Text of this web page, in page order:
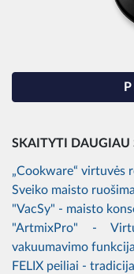
SKAITYTI DAUGIAU
„Cookware“ virtuvės
Sveiko maisto
"VacSy" - maisto
"ArtmixPro" -
vakuumavimo
FELIX peiliai -